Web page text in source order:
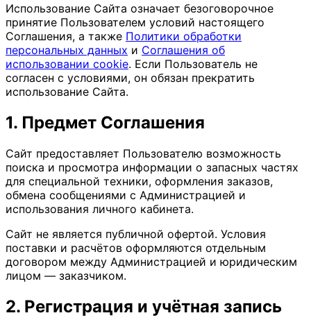
Использование Сайта означает безоговорочное
принятие Пользователем условий настоящего
Соглашения, а также Политики обработки
персональных данных и Соглашения об
использовании cookie. Если Пользователь не
согласен с условиями, он обязан прекратить
использование Сайта.
1. Предмет Соглашения
Сайт предоставляет Пользователю возможность
поиска и просмотра информации о запасных частях
для специальной техники, оформления заказов,
обмена сообщениями с Администрацией и
использования личного кабинета.
Сайт не является публичной офертой. Условия
поставки и расчётов оформляются отдельным
договором между Администрацией и юридическим
лицом — заказчиком.
2. Регистрация и учётная запись